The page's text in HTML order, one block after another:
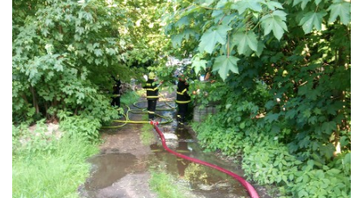
VYBAVENÍ
ČLENOVÉ
ZÁSAHY
CVIČENÍ